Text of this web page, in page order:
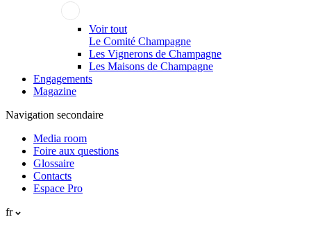
Voir tout
Le Comité Champagne
Les Vignerons de Champagne
Les Maisons de Champagne
Engagements
Magazine
Navigation secondaire
Media room
Foire aux questions
Glossaire
Contacts
Espace Pro
fr